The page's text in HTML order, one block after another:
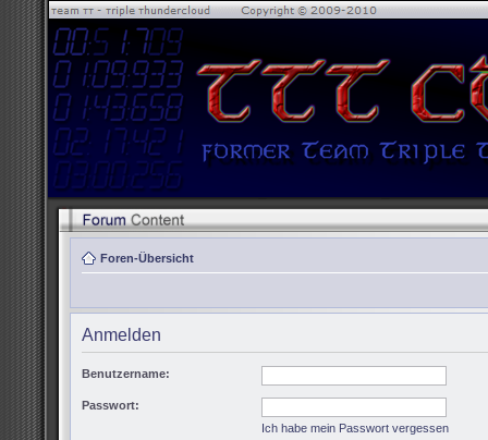
Foren-Übersicht
Anmelden
Benutzername:
Passwort:
Ich habe mein Passwort vergessen